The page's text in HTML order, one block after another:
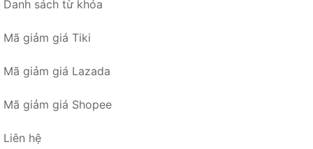
Danh sách từ khóa
Mã giảm giá Tiki
Mã giảm giá Lazada
Mã giảm giá Shopee
Liên hệ